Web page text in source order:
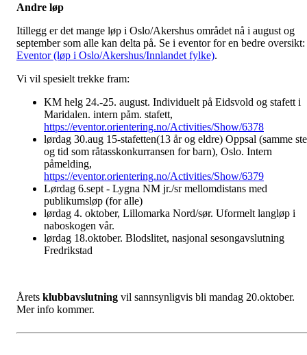
Andre løp
Itillegg er det mange løp i Oslo/Akershus området nå i august og
september som alle kan delta på. Se i eventor for en bedre oversikt:
Eventor (løp i Oslo/Akershus/Innlandet fylke).
Vi vil spesielt trekke fram:
KM helg 24.-25. august. Individuelt på Eidsvold og stafett i
Maridalen. intern påm. stafett,
https://eventor.orientering.no/Activities/Show/6378
lørdag 30.aug 15-stafetten(13 år og eldre) Oppsal (samme
og tid som råtasskonkurransen for barn), Oslo. Intern
påmelding,
https://eventor.orientering.no/Activities/Show/6379
Lørdag 6.sept - Lygna NM jr./sr mellomdistans med
publikumsløp (for alle)
lørdag 4. oktober, Lillomarka Nord/sør. Uformelt langløp i
naboskogen vår.
lørdag 18.oktober. Blodslitet, nasjonal sesongavslutning
Fredrikstad
Årets klubbavslutning vil sannsynligvis bli mandag 20.oktober.
Mer info kommer.